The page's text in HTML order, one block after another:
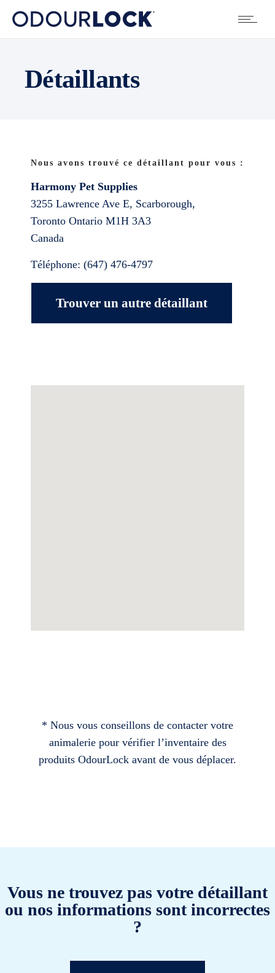
Détaillants
Nous avons trouvé ce détaillant pour vous :
Harmony Pet Supplies
3255 Lawrence Ave E, Scarborough,
Toronto Ontario M1H 3A3
Canada
Téléphone: (647) 476-4797
Trouver un autre détaillant
* Nous vous conseillons de contacter votre
animalerie pour vérifier l’inventaire des
produits OdourLock avant de vous déplacer.
Vous ne trouvez pas votre détaillant
ou nos informations sont incorrectes
?